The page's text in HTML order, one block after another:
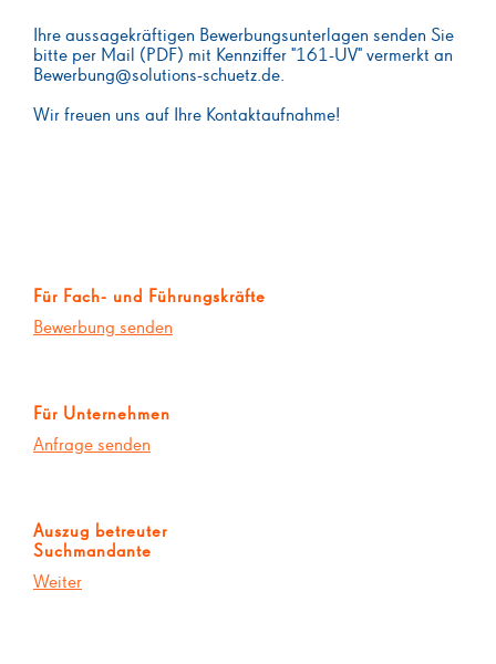
Ihre aussagekräftigen Bewerbungsunterlagen senden Sie
bitte per Mail (PDF) mit Kennziffer "161-UV" vermerkt an
Bewerbung@solutions-schuetz.de.
Wir freuen uns auf Ihre Kontaktaufnahme!
Für Fach- und Führungskräfte
Bewerbung senden
Für Unternehmen
Anfrage senden
Auszug betreuter
Suchmandante
Weiter